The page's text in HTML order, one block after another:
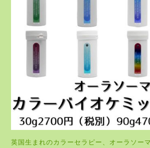
英国生まれのカラーセラピー、オーラソー